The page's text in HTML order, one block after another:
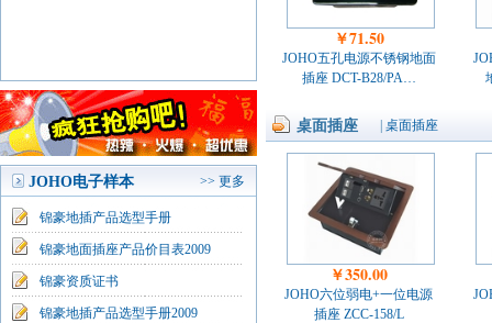
JOHO电子样本 >> 更多
锦豪地插产品选型手册
锦豪地面插座产品价目表2009
锦豪资质证书
锦豪地插产品选型手册2009
￥71.50
JOHO五孔电源不锈钢地面
插座 DCT-B28/PA…
桌面插座 桌面插座
￥350.00
JOHO六位弱电+一位电源
插座 ZCC-158/L